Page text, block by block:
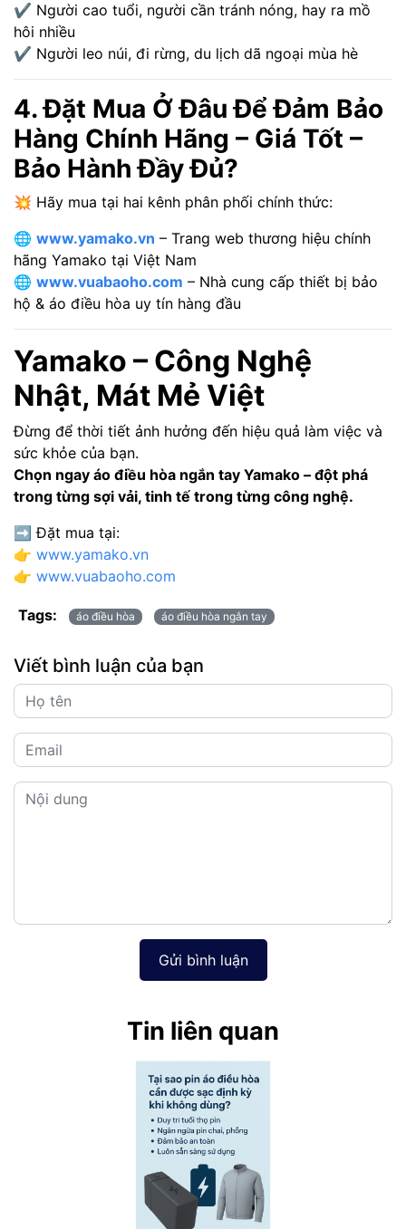
✔ Người cao tuổi, người cần tránh nóng, hay ra mồ
hôi nhiều
✔ Người leo núi, đi rừng, du lịch dã ngoại mùa hè
4. Đặt Mua Ở Đâu Để Đảm Bảo
Hàng Chính Hãng – Giá Tốt –
Bảo Hành Đầy Đủ?
💥 Hãy mua tại hai kênh phân phối chính thức:
🌐 www.yamako.vn – Trang web thương hiệu chính
hãng Yamako tại Việt Nam
🌐 www.vuabaoho.com – Nhà cung cấp thiết bị bảo
hộ & áo điều hòa uy tín hàng đầu
Yamako – Công Nghệ
Nhật, Mát Mẻ Việt
Đừng để thời tiết ảnh hưởng đến hiệu quả làm việc và
sức khỏe của bạn.
Chọn ngay áo điều hòa ngắn tay Yamako – đột phá
trong từng sợi vải, tinh tế trong từng công nghệ.
➡ Đặt mua tại:
👉 www.yamako.vn
👉 www.vuabaoho.com
Tags: áo điều hòa áo điều hòa ngắn tay
Viết bình luận của bạn
Gửi bình luận
Tin liên quan